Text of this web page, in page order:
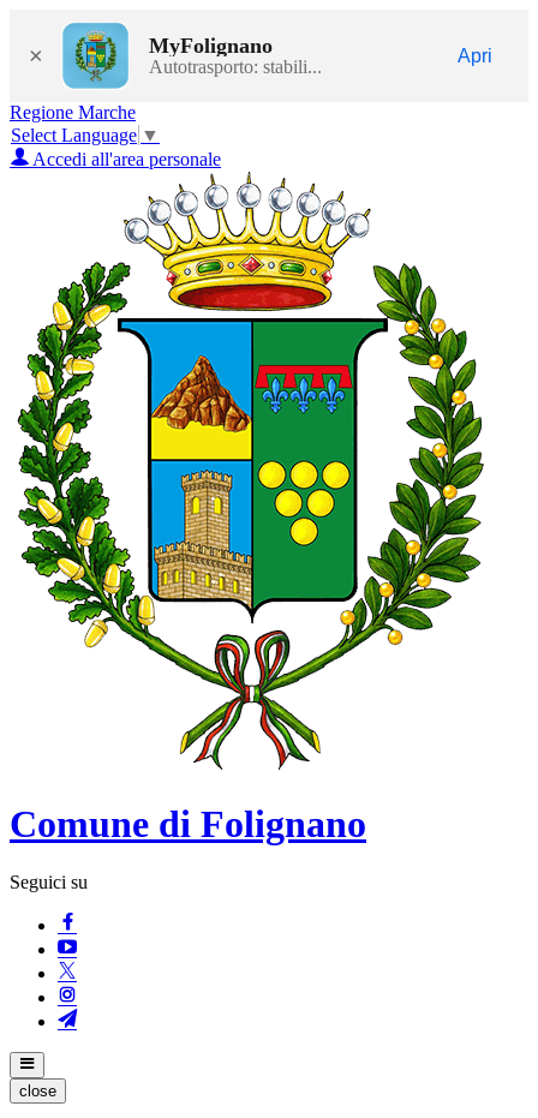
× MyFolignano
Autotrasporto: stabili...
Apri
Regione Marche
Select Language ▼
Accedi all'area personale
Comune di Folignano
Seguici su
close